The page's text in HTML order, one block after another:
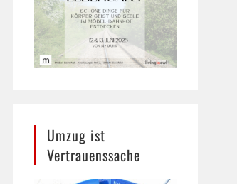
Umzug ist
Vertrauenssache